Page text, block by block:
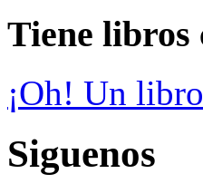
Tiene libros
¡Oh! Un
Siguenos